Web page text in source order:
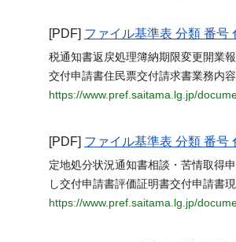
[PDF] ファイル基準表 分類 番
税通知書返戻処理簿納期限変更開業
交付申請書住民票交付請求書業務内
https://www.pref.saitama.lg.jp/
[PDF] ファイル基準表 分類 番
定地処分状況通知書相談・苦情取得
し交付申請書評価証明書交付申請書
https://www.pref.saitama.lg.jp/